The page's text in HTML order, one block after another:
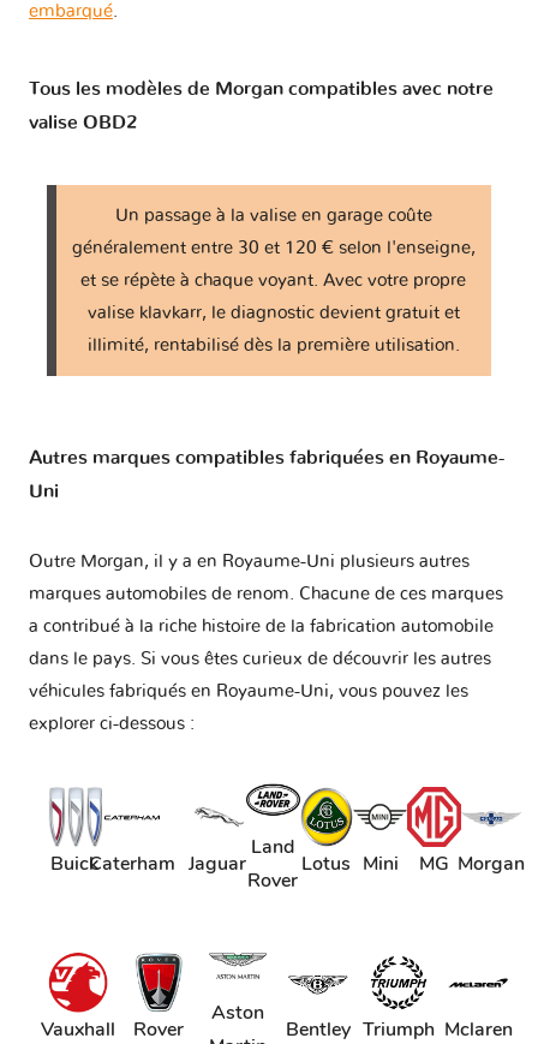
embarqué.
Tous les modèles de Morgan compatibles avec notre
valise OBD2
Un passage à la valise en garage coûte
généralement entre 30 et 120 € selon l'enseigne,
et se répète à chaque voyant. Avec votre propre
valise klavkarr, le diagnostic devient gratuit et
illimité, rentabilisé dès la première utilisation.
Autres marques compatibles fabriquées en Royaume-
Uni
Outre Morgan, il y a en Royaume-Uni plusieurs autres
marques automobiles de renom. Chacune de ces marques
a contribué à la riche histoire de la fabrication automobile
dans le pays. Si vous êtes curieux de découvrir les autres
véhicules fabriqués en Royaume-Uni, vous pouvez les
explorer ci-dessous :
BuickCaterham Jaguar
Land
Rover
Lotus Mini MG Morgan
Vauxhall Rover
Aston
Bentley Triumph Mclaren